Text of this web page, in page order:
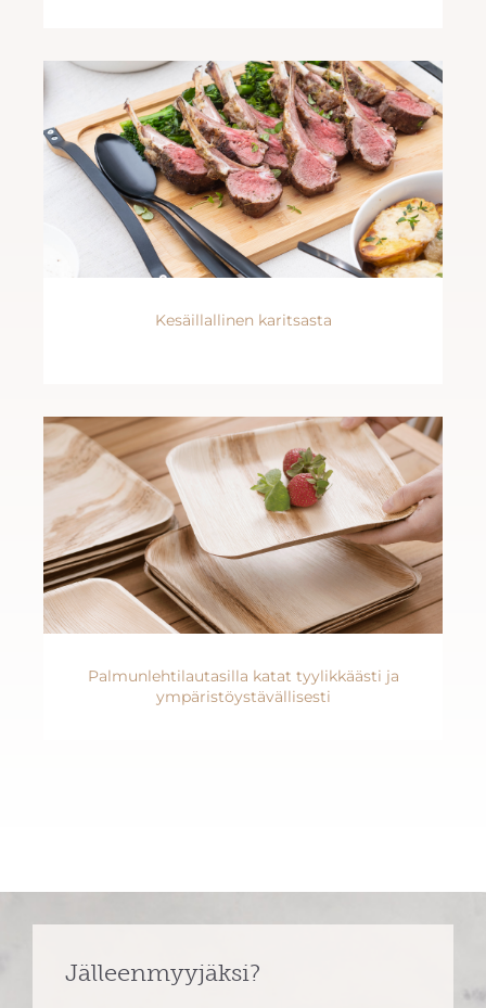
Kesäillallinen karitsasta
Palmunlehtilautasilla katat tyylikkäästi ja
ympäristöystävällisesti
Jälleenmyyjäksi?